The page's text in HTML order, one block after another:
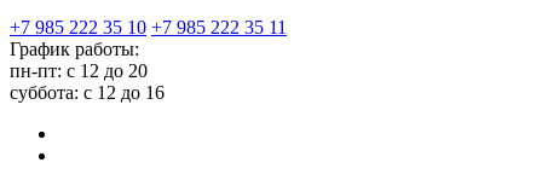
+7 985 222 35 10 +7 985 222 35 11
График работы:
пн-пт: с 12 до 20
суббота: c 12 до 16